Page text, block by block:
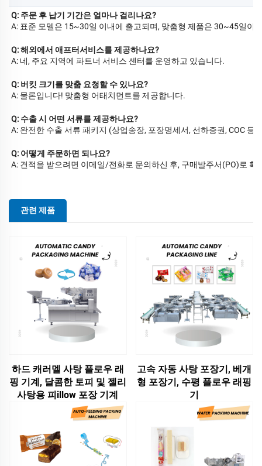
Q: 주문 후 납기 기간은 얼마나 걸리나요?
A: 표준 모델은 15~30일 이내에 출고되며, 맞춤형 제품은 30~45일이
Q: 해외에서 애프터서비스를 제공하나요?
A: 네, 주요 지역에 파트너 서비스 센터를 운영하고 있습니다.
Q: 버킷 크기를 맞춤 요청할 수 있나요?
A: 물론입니다! 맞춤형 어태치먼트를 제공합니다.
Q: 수출 시 어떤 서류를 제공하나요?
A: 완전한 수출 서류 패키지 (상업송장, 포장명세서, 선하증권, COC 등)
Q: 어떻게 주문하면 되나요?
A: 견적을 받으려면 이메일/전화로 문의하신 후, 구매발주서(PO)로 확
관련 제품
하드 캐러멜 사탕 플로우 래
핑 기계, 달콤한 토피 및 젤리
사탕용 피illow 포장 기계
고속 자동 사탕 포장기, 베개
형 포장기, 수평 플로우 래핑
기